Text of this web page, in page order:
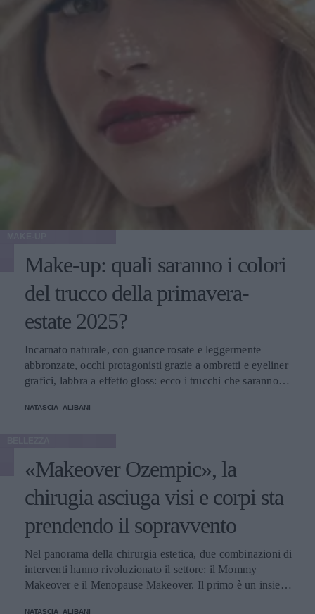
Make-up: quali saranno i colori
del trucco della primavera-
estate 2025?
Incarnato naturale, con guance rosate e leggermente
abbronzate, occhi protagonisti grazie a ombretti e eyeliner
grafici, labbra a effetto gloss: ecco i trucchi che saranno
NATASCIA_ALIBANI
«Makeover Ozempic», la
chirugia asciuga visi e corpi sta
prendendo il sopravvento
Nel panorama della chirurgia estetica, due combinazioni di
interventi hanno rivoluzionato il settore: il Mommy
Makeover e il Menopause Makeover. Il primo è un insieme
NATASCIA_ALIBANI